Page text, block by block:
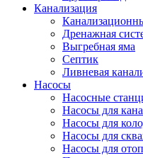
Канализация
Дренажная
Выгребная яма
Септик
Ливневая
Насосы
Насосные
Насосы для
Насосы для
Насосы для
Насосы для